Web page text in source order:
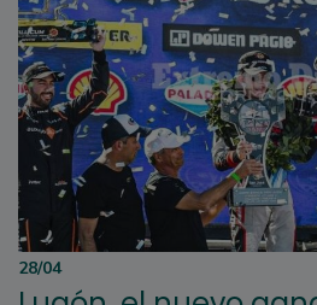
28/04